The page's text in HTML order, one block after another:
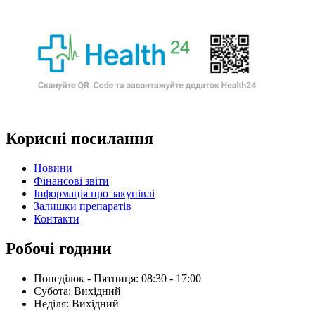
Корисні посилання
Новини
Фінансові звіти
Інформація про закупівлі
Залишки препаратів
Контакти
Робочі години
Понеділок - Пятниця: 08:30 - 17:00
Субота: Вихідний
Нeділя: Вихідний